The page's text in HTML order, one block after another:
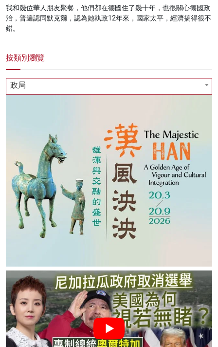
我和幾位華人朋友聚餐，他們都在德國住了幾十年，也很關心德國政
治，普遍認同默克爾，認為她執政12年來，國家太平，經濟搞得很不
錯。
按類別瀏覽
政局